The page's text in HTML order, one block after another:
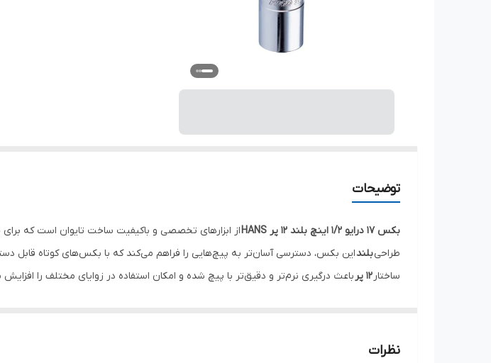
توضیحات
بکس 17 درایو 1/2 اینچ بلند 12 پر HANS
از ابزارهای تخصصی و باکیفیت ساخت تایوان است که
طراحیبلنداین بکس، دسترسی آسان‌تر به پیچ‌هایی را فراهم می‌کند که با بکس‌های کوتاه قابل
ساختار۱۲ پر
باعث درگیری نرم‌تر و دقیق‌تر با پیچ شده و امکان استفاده در زوایای مختلف را
درایو استاندارد
نظرات